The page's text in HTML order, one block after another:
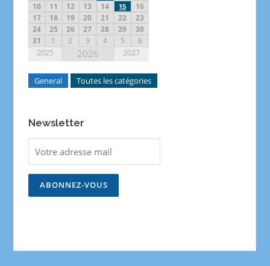
10
11 12 13 14 15
16
17
18 19 20 21 22
23
24
25 26 27 28 29
30
31
1 2 3 4 5 6
2025 2026 2027
General Toutes les catégories
Newsletter